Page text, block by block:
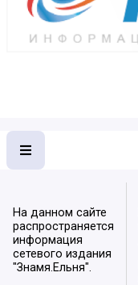
На данном сайте
распространяется
информация
сетевого издания
"Знамя.Ельня".